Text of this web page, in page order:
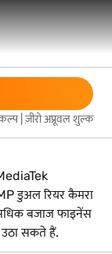
| ज़ीरो अप्रूवल शुल्क
डुअल रियर कैमरा
बजाज फाइनेंस
सकते हैं.